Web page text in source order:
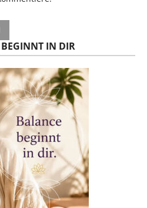
IN DIR